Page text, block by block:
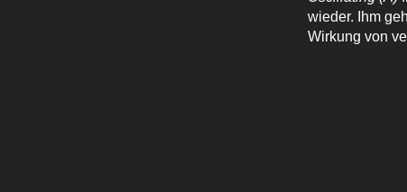
wieder. Ihm
Wirkung von